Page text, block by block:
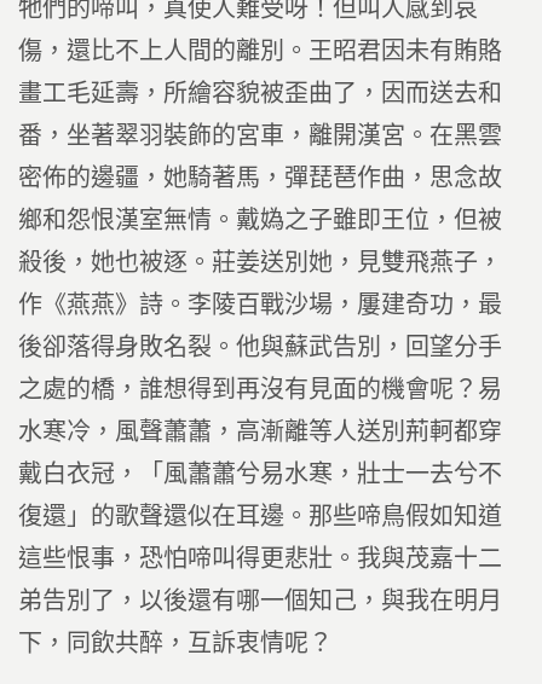
牠們的啼叫，真使人難受呀！但叫人感到哀
傷，還比不上人間的離別。王昭君因未有賄賂
畫工毛延壽，所繪容貌被歪曲了，因而送去和
番，坐著翠羽裝飾的宮車，離開漢宮。在黑雲
密佈的邊疆，她騎著馬，彈琵琶作曲，思念故
鄉和怨恨漢室無情。戴媯之子雖即王位，但被
殺後，她也被逐。莊姜送別她，見雙飛燕子，
作《燕燕》詩。李陵百戰沙場，屢建奇功，最
後卻落得身敗名裂。他與蘇武告別，回望分手
之處的橋，誰想得到再沒有見面的機會呢？易
水寒冷，風聲蕭蕭，高漸離等人送別荊軻都穿
戴白衣冠，「風蕭蕭兮易水寒，壯士一去兮不
復還」的歌聲還似在耳邊。那些啼鳥假如知道
這些恨事，恐怕啼叫得更悲壯。我與茂嘉十二
弟告別了，以後還有哪一個知己，與我在明月
下，同飲共醉，互訴衷情呢？